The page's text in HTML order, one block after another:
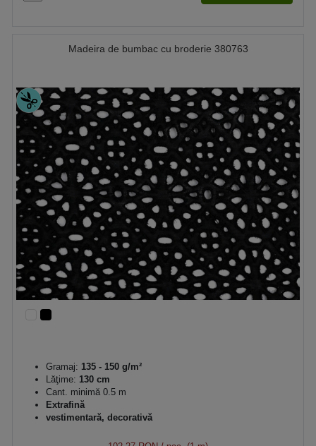
Madeira de bumbac cu broderie 380763
Gramaj: 135 - 150 g/m²
Lăţime: 130 cm
Cant. minimă 0.5 m
Extrafină
vestimentară, decorativă